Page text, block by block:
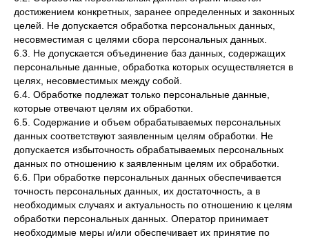
достижением конкретных, заранее определенных и законных
целей. Не допускается обработка персональных данных,
несовместимая с целями сбора персональных данных.
6.3. Не допускается объединение баз данных, содержащих
персональные данные, обработка которых осуществляется в
целях, несовместимых между собой.
6.4. Обработке подлежат только персональные данные,
которые отвечают целям их обработки.
6.5. Содержание и объем обрабатываемых персональных
данных соответствуют заявленным целям обработки. Не
допускается избыточность обрабатываемых персональных
данных по отношению к заявленным целям их обработки.
6.6. При обработке персональных данных обеспечивается
точность персональных данных, их достаточность, а в
необходимых случаях и актуальность по отношению к целям
обработки персональных данных. Оператор принимает
необходимые меры и/или обеспечивает их принятие по